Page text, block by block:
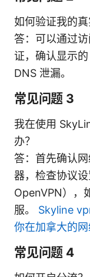
如何验证我的真
答：可以通过
证，确认显示
DNS 泄漏。
常见问题 3
我在使用
办？
答：首先确认
器，检查协议
OpenVPN），
服。 Skyline
你在加拿大的
常见问题 4